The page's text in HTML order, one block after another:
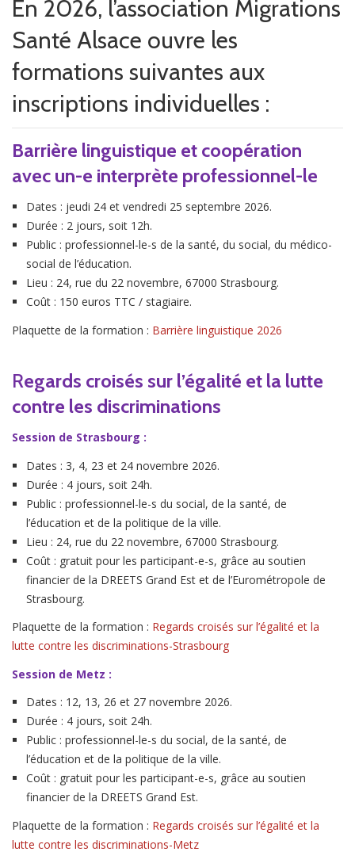
n
En 2026, l’association Migrations
Santé Alsace ouvre les
formations suivantes aux
inscriptions individuelles :
Barrière linguistique et coopération
avec un-e interprète professionnel-le
Dates : jeudi 24 et vendredi 25 septembre 2026.
Durée : 2 jours, soit 12h.
Public : professionnel-le-s de la santé, du social, du médico-
social de l’éducation.
Lieu : 24, rue du 22 novembre, 67000 Strasbourg.
Coût : 150 euros TTC / stagiaire.
Plaquette de la formation : Barrière linguistique 2026
Regards croisés sur l’égalité et la lutte
contre les discriminations
Session de Strasbourg :
Dates : 3, 4, 23 et 24 novembre 2026.
Durée : 4 jours, soit 24h.
Public : professionnel-le-s du social, de la santé, de
l’éducation et de la politique de la ville.
Lieu : 24, rue du 22 novembre, 67000 Strasbourg.
Coût : gratuit pour les participant-e-s, grâce au soutien
financier de la DREETS Grand Est et de l’Eurométropole de
Strasbourg.
Plaquette de la formation : Regards croisés sur l’égalité et la
lutte contre les discriminations-Strasbourg
Session de Metz :
Dates : 12, 13, 26 et 27 novembre 2026.
Durée : 4 jours, soit 24h.
Public : professionnel-le-s du social, de la santé, de
l’éducation et de la politique de la ville.
Coût : gratuit pour les participant-e-s, grâce au soutien
financier de la DREETS Grand Est.
Plaquette de la formation : Regards croisés sur l’égalité et la
lutte contre les discriminations-Metz